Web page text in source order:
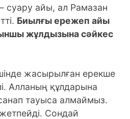
суару айы, ал Рамазан
Биылғы ережеп айы
жұлдызына сәйкес
жасырылған ерекше
Алланың құлдарына
тауыса алмаймыз.
Сондай